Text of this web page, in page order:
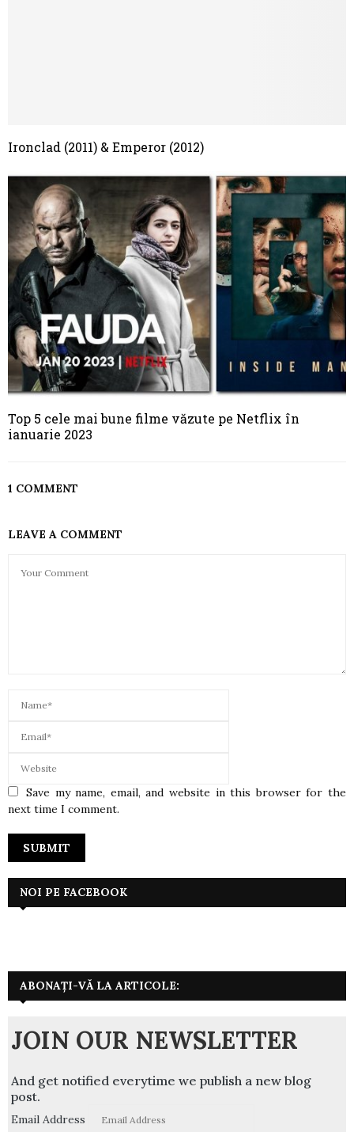
Ironclad (2011) & Emperor (2012)
Top 5 cele mai bune filme văzute pe Netflix în
ianuarie 2023
1 COMMENT
LEAVE A COMMENT
Save my name, email, and website in this browser for the
next time I comment.
NOI PE FACEBOOK
ABONAȚI-VĂ LA ARTICOLE:
JOIN OUR NEWSLETTER
And get notified everytime we publish a new blog
post.
Email Address